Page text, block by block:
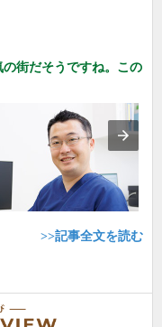
街だそうですね。この
>>記事全文を読む